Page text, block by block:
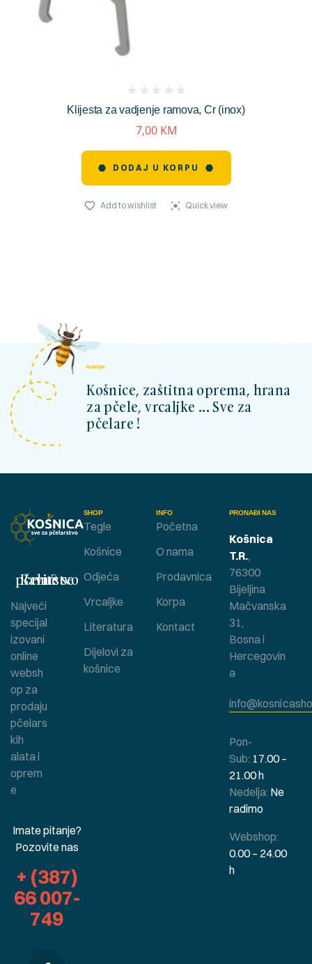
Klijesta za vadjenje ramova, Cr (inox)
reviews)
7,00 KM
DODAJ U KORPU
Add to wishlist Quick view
kosnicashop.ba
Košnice, zaštitna oprema, hrana
za pčele, vrcaljke ... Sve za
pčelare !
SHOP
Tegle
Košnice
Odjeća
Vrcaljke
Literatura
Dijelovi za
košnice
INFO
Početna
O nama
Prodavnica
Korpa
Kontact
Bavite se pčelarstvom ?
Najveći
specijal
izovani
online
websh
op za
prodaju
pčelars
kih
alata i
oprem
e
Imate pitanje?
Pozovite nas
+ (387)
66 007-
749
PRONAĐI NAS
Košnica
T.R.,
76300
Bijeljina
Mačvanska
31,
Bosna i
Hercegovin
a
Pon-
Sub: 17.00 –
21.00 h
Nedelja: Ne
radimo
Webshop:
0.00 – 24.00
h